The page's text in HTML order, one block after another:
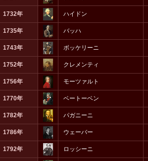
1732年 ハイドン
1735年 バッハ
1743年 ボッケリーニ
1752年 クレメンティ
1756年 モーツァルト
1770年 ベートーベン
1782年 パガニーニ
1786年 ウェーバー
1792年 ロッシーニ